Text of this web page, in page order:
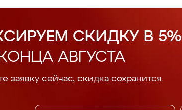
СКИДКУ В 5%
АВГУСТА
заявку сейчас, скидка сохранится.